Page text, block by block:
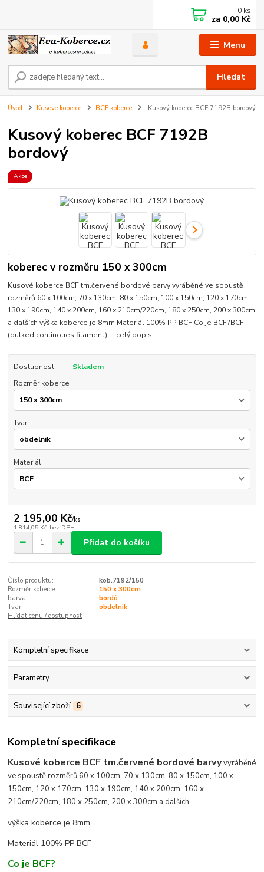
Menu
Hledat
0 ks
za 0,00 Kč
Úvod Kusové koberce BCF koberce Kusový koberec BCF 7192B bordový
Kusový koberec BCF 7192B
bordový
Akce
koberec v rozměru 150 x 300cm
Kusové koberce BCF tm.červené bordové barvy vyráběné ve spoustě
rozměrů 60 x 100cm, 70 x 130cm, 80 x 150cm, 100 x 150cm, 120 x 170cm,
130 x 190cm, 140 x 200cm, 160 x 210cm/220cm, 180 x 250cm, 200 x 300cm
a dalších výška koberce je 8mm Materiál 100% PP BCF Co je BCF?BCF
(bulked continoues filament) ... celý popis
Dostupnost
Skladem
Rozměr koberce
Tvar
Materiál
2 195,00 Kč/ks
1 814,05 Kč bez DPH
Přidat do košíku
Číslo produktu:
kob.7192/150
Rozměr koberce:
150 x 300cm
barva:
bordó
Tvar:
obdelnik
Hlídat cenu / dostupnost
Kompletní specifikace
Parametry
Související zboží 6
Kompletní specifikace
Kusové koberce BCF tm.červené bordové barvyvyráběné
ve spoustě rozměrů 60 x 100cm, 70 x 130cm, 80 x 150cm, 100 x
150cm, 120 x 170cm, 130 x 190cm, 140 x 200cm, 160 x
210cm/220cm, 180 x 250cm, 200 x 300cm a dalších
výška koberce je 8mm
Materiál 100% PP BCF
Co je BCF?